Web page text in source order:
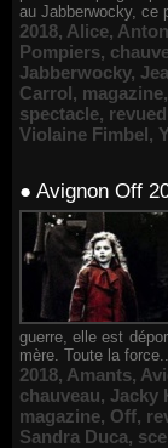
au Jabberwocky, ce
2018, Alice,
Pompiers,
Jabberwocky,
Carrol, magazine,
spectacle,
Violaine Fimbel,
● Avignon Off
guerre, elle est
mère. Toute la
2018, Amants,
chauveau, Jacky
magazine, Off,
Sandra Duca,